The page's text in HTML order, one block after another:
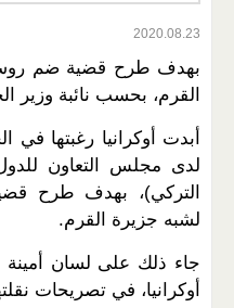
2020.08.23
بهدف طرح قضية ضم
القرم، بحسب نائبة وزير
أبدت أوكرانيا رغبتها
لدى مجلس التعاون
التركي)، بهدف طرح
لشبه جزيرة القرم.
جاء ذلك على لسان أمينة
أوكرانيا، في تصريحات